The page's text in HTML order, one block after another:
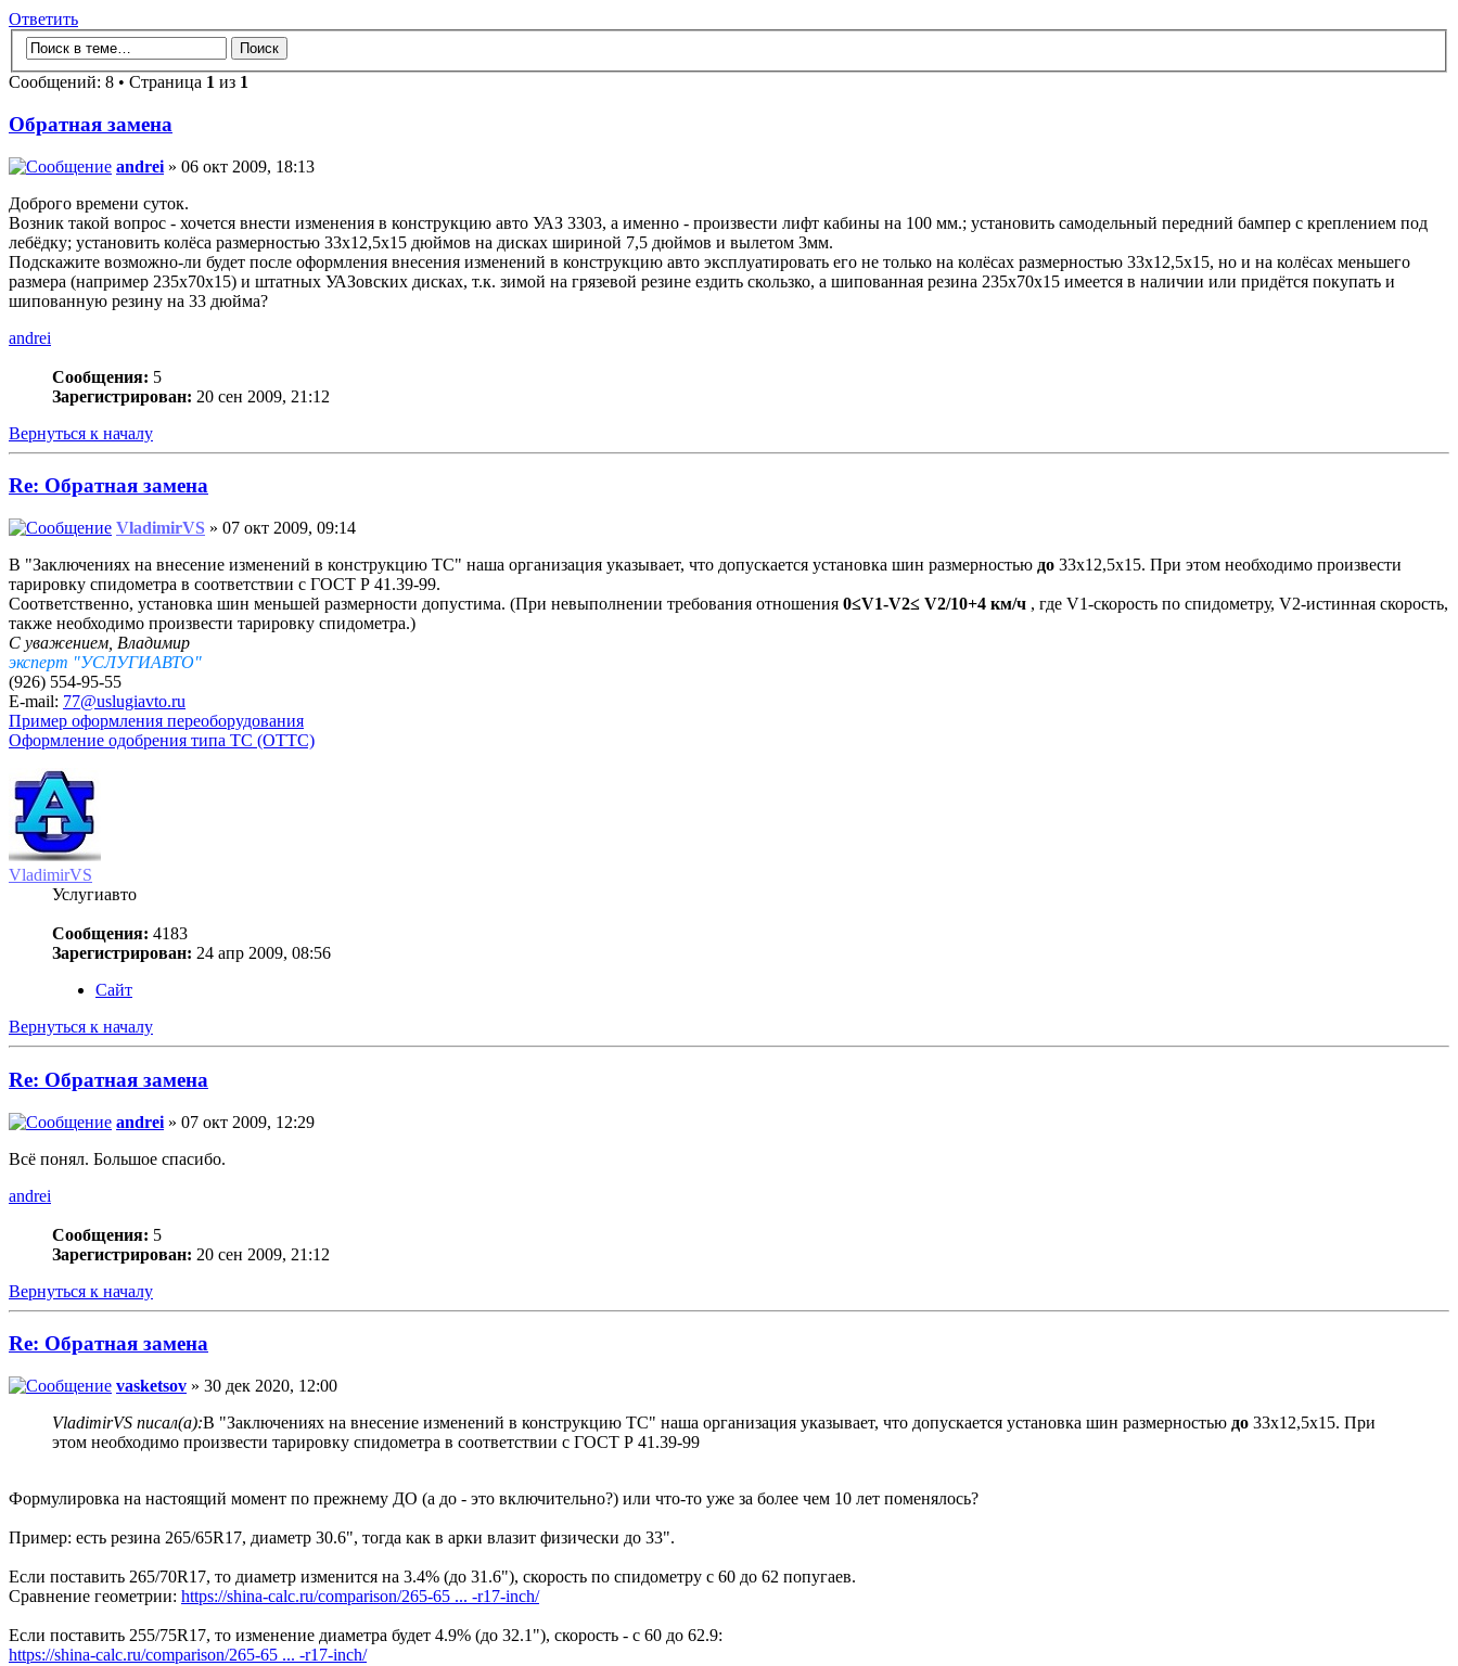
Ответить
Сообщений: 8 • Страница 1 из 1
Обратная замена
andrei » 06 окт 2009, 18:13
Доброго времени суток.
Возник такой вопрос - хочется внести изменения в конструкцию авто УАЗ 3303, а именно - произвести лифт кабины на 100 мм.; установить самодельный передний бампер с креплением под
лебёдку; установить колёса размерностью 33х12,5х15 дюймов на дисках шириной 7,5 дюймов и вылетом 3мм.
Подскажите возможно-ли будет после оформления внесения изменений в конструкцию авто эксплуатировать его не только на колёсах размерностью 33х12,5х15, но и на колёсах меньшего
размера (например 235х70х15) и штатных УАЗовских дисках, т.к. зимой на грязевой резине ездить скользко, а шипованная резина 235х70х15 имеется в наличии или придётся покупать и
шипованную резину на 33 дюйма?
andrei
Сообщения: 5
Зарегистрирован: 20 сен 2009, 21:12
Вернуться к началу
Re: Обратная замена
VladimirVS » 07 окт 2009, 09:14
В "Заключениях на внесение изменений в конструкцию ТС" наша организация указывает, что допускается установка шин размерностью до 33х12,5х15. При этом необходимо произвести
тарировку спидометра в соответствии с ГОСТ Р 41.39-99.
Соответственно, установка шин меньшей размерности допустима. (При невыполнении требования отношения 0≤V1-V2≤ V2/10+4 км/ч , где V1-скорость по спидометру, V2-истинная скорость,
также необходимо произвести тарировку спидометра.)
С уважением, Владимир
эксперт "УСЛУГИАВТО"
(926) 554-95-55
E-mail: 77@uslugiavto.ru
Пример оформления переоборудования
Оформление одобрения типа ТС (ОТТС)
VladimirVS
Услугиавто
Сообщения: 4183
Зарегистрирован: 24 апр 2009, 08:56
Сайт
Вернуться к началу
Re: Обратная замена
andrei » 07 окт 2009, 12:29
Всё понял. Большое спасибо.
andrei
Сообщения: 5
Зарегистрирован: 20 сен 2009, 21:12
Вернуться к началу
Re: Обратная замена
vasketsov » 30 дек 2020, 12:00
VladimirVS писал(а):В "Заключениях на внесение изменений в конструкцию ТС" наша организация указывает, что допускается установка шин размерностью до 33х12,5х15. При
этом необходимо произвести тарировку спидометра в соответствии с ГОСТ Р 41.39-99
Формулировка на настоящий момент по прежнему ДО (а до - это включительно?) или что-то уже за более чем 10 лет поменялось?
Пример: есть резина 265/65R17, диаметр 30.6", тогда как в арки влазит физически до 33".
Если поставить 265/70R17, то диаметр изменится на 3.4% (до 31.6"), скорость по спидометру с 60 до 62 попугаев.
Сравнение геометрии: https://shina-calc.ru/comparison/265-65 ... -r17-inch/
Если поставить 255/75R17, то изменение диаметра будет 4.9% (до 32.1"), скорость - с 60 до 62.9:
https://shina-calc.ru/comparison/265-65 ... -r17-inch/